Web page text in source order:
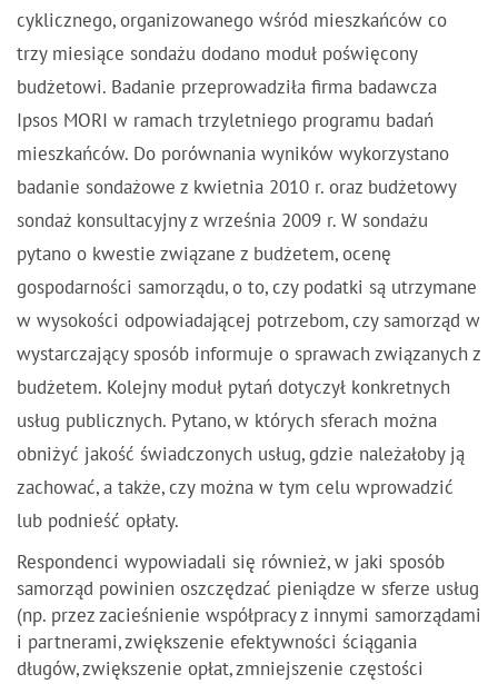
cyklicznego, organizowanego wśród mieszkańców co
trzy miesiące sondażu dodano moduł poświęcony
budżetowi. Badanie przeprowadziła firma badawcza
Ipsos MORI w ramach trzyletniego programu badań
mieszkańców. Do porównania wyników wykorzystano
badanie sondażowe z kwietnia 2010 r. oraz budżetowy
sondaż konsultacyjny z września 2009 r. W sondażu
pytano o kwestie związane z budżetem, ocenę
gospodarności samorządu, o to, czy podatki są utrzymane
w wysokości odpowiadającej potrzebom, czy samorząd w
wystarczający sposób informuje o sprawach związanych z
budżetem. Kolejny moduł pytań dotyczył konkretnych
usług publicznych. Pytano, w których sferach można
obniżyć jakość świadczonych usług, gdzie należałoby ją
zachować, a także, czy można w tym celu wprowadzić
lub podnieść opłaty.
Respondenci wypowiadali się również, w jaki sposób
samorząd powinien oszczędzać pieniądze w sferze usług
(np. przez zacieśnienie współpracy z innymi samorządami
i partnerami, zwiększenie efektywności ściągania
długów, zwiększenie opłat, zmniejszenie częstości